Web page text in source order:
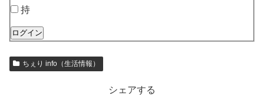
持
ログイン
ちぇり info（生活情報）
シェアする